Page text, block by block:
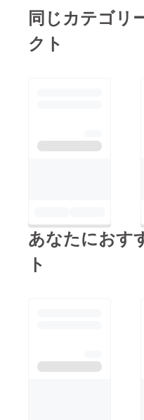
ば半年くらい使
るのでコスパが
すので、お気に
同じカテゴリ
クト
あなたにおす
ト